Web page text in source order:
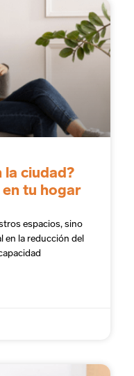
la ciudad?
en tu hogar
espacios, sino
en la reducción del